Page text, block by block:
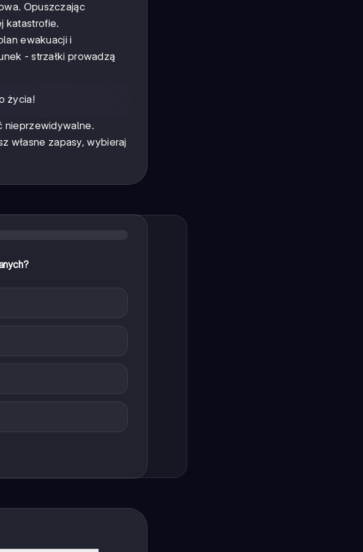
Opuszczając
katastrofie.
ewakuacji i
- strzałki prowadzą
życia!
nieprzewidywalne.
własne zapasy, wybieraj